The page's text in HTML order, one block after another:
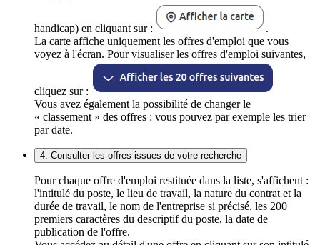
handicap) en cliquant sur :
.
La carte affiche uniquement les offres d'emploi que vous
voyez à l'écran. Pour visualiser les offres d'emploi suivantes,
cliquez sur :
Vous avez également la possibilité de changer le
« classement » des offres : vous pouvez par exemple les trier
par date.
4. Consulter les offres issues de votre recherche
Pour chaque offre d'emploi restituée dans la liste, s'affichent :
l'intitulé du poste, le lieu de travail, la nature du contrat et la
durée de travail, le nom de l'entreprise si précisé, les 200
premiers caractères du descriptif du poste, la date de
publication de l'offre.